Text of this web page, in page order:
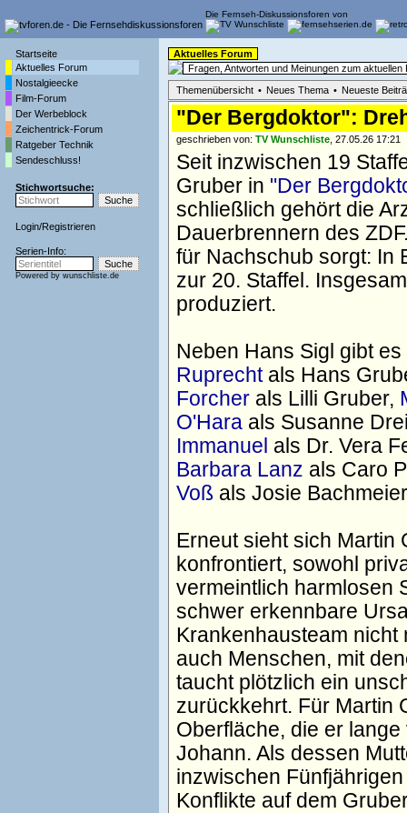
Die Fernseh-Diskussionsforen von
Startseite
Aktuelles Forum
Nostalgieecke
Film-Forum
Der Werbeblock
Zeichentrick-Forum
Ratgeber Technik
Sendeschluss!
Stichwortsuche:
Login/Registrieren
Serien-Info:
Powered by wunschliste.de
Aktuelles Forum
Fragen, Antworten und Meinungen zum
Themenübersicht • Neues Thema • Neueste
"Der Bergdoktor":
geschrieben von: TV Wunschliste , 27.05.26 17:21
Seit inzwischen 19
Gruber in "Der
schließlich gehört die
Dauerbrennern des
für Nachschub sorgt: In
zur 20. Staffel.
produziert.
Neben Hans Sigl gibt
Ruprechtals Hans
Forcher als Lilli Gruber,
O'Hara als Susanne
Immanuel als Dr. Vera
Barbara Lanz als Caro
Voß als Josie
Erneut sieht sich Martin
konfrontiert, sowohl
vermeintlich harmlosen
schwer erkennbare
Krankenhausteam
auch Menschen, mit
taucht plötzlich ein
zurückkehrt. Für Martin
Oberfläche, die er
Johann. Als dessen
inzwischen
Konflikte auf dem